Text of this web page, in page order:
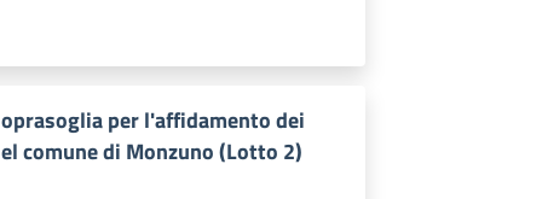
per l'affidamento dei
comune di Monzuno (Lotto 2)